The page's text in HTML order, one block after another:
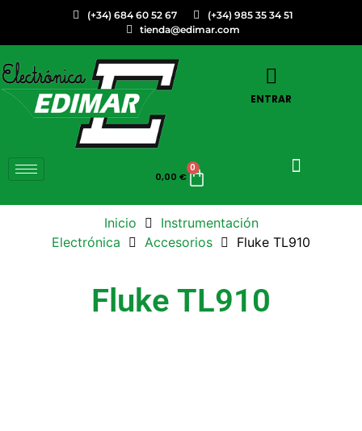
(+34) 684 60 52 67
(+34) 985 35 34 51
tienda@edimar.com
ENTRAR
0,00 €
0
Inicio
Instrumentación
Electrónica
Accesorios Fluke TL910
Fluke TL910